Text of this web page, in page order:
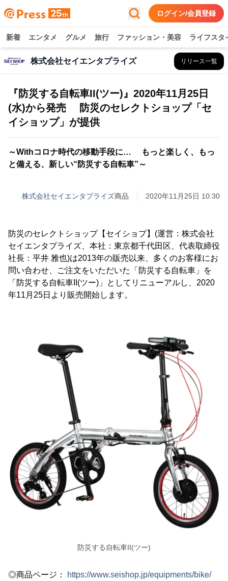
ログイン/会員登録
新着 エンタメ グルメ 旅行 ファッション・美容 ライフスタ
株式会社セイエンタプライズ リリース一覧
『防災する自転車II(ツー)』2020年11月25日
(水)から発売 防災のセレクトショップ「セ
イショップ」が提供
～Withコロナ時代の移動手段に… もっと楽しく、もっ
と備える、新しい“防災する自転車”～
株式会社セイエンタプライズ商品 2020年11月25日 10:30
防災のセレクトショップ【セイショプ】(運営：株式会社
セイエンタプライズ、本社：東京都千代田区、代表取締役
社長：平井 雅也)は2013年の販売以来、多くのお客様にお
問い合わせ、ご注文をいただいた「防災する自転車」を
「防災する自転車II(ツー)」としてリニューアルし、2020
年11月25日より販売開始します。
防災する自転車II(ツー)
◎商品ページ：
https://www.seishop.jp/equipments/bike/